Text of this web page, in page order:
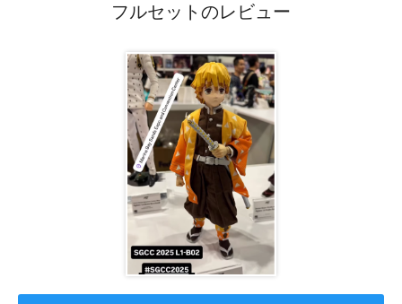
フルセットのレビュー